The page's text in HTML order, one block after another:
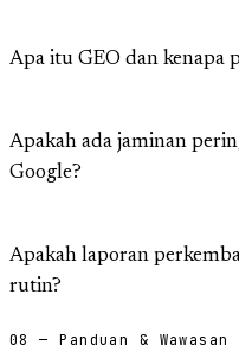
Apa itu GEO dan kenapa
Apakah ada jaminan
Google?
Apakah laporan
rutin?
08 — Panduan & Wawasan